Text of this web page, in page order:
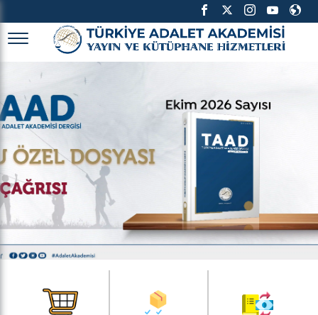
TÜRKİYE ADALET